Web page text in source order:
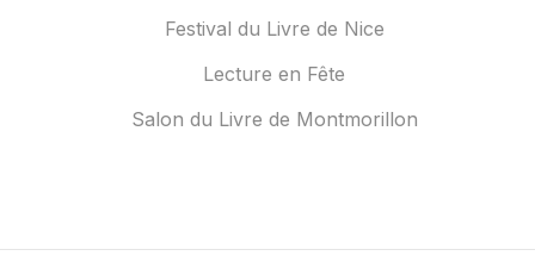
Festival du Livre de Nice
Lecture en Fête
Salon du Livre de Montmorillon